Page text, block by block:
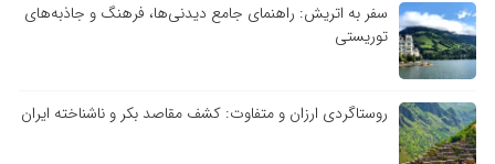
سفر به اتریش: راهنمای جامع دیدنی‌ها، فرهنگ و جاذبه‌های
توریستی
روستاگردی ارزان و متفاوت: کشف مقاصد بکر و ناشناخته ایران